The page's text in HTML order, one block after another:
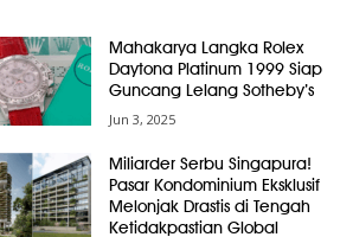
Mahakarya Langka Rolex
Daytona Platinum 1999 Siap
Guncang Lelang Sotheby’s
Jun 3, 2025
Miliarder Serbu Singapura!
Pasar Kondominium Eksklusif
Melonjak Drastis di Tengah
Ketidakpastian Global